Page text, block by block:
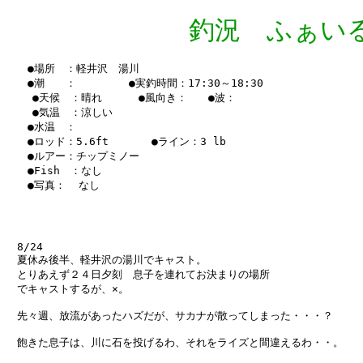
釣況 ふぁい
●場所　：軽井沢　湯川
●潮　　：　　　　　●実釣時間：17:30～18:30
    ●天候　：晴れ 　   ●風向き：　　●波：
    ●気温　：涼しい
●水温　：
●ロッド：5.6ft     　●ライン：3 lb
●ルアー：チップミノー
●Fish　：なし
8/24
夏休み後半、軽井沢の湯川でキャスト。
とりあえず２４日夕刻　息子を連れてお決まりの場所
でキャストするが、×。
先々週、放流があったハズだが、サカナが散ってしまった・・・？
飽きた息子は、川に石を投げるわ、それをライズと間違えるわ・・。